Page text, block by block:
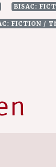
BISAC:
FICTION /